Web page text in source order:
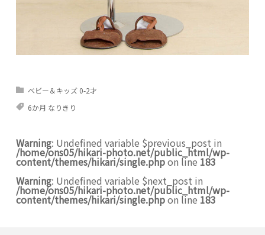
ベビー＆キッズ 0-2才
6か月 なりきり
Warning: Undefined variable $previous_post in
/home/ons05/hikari-photo.net/public_html/wp-
content/themes/hikari/single.phpon line 183
Warning: Undefined variable $next_post in
/home/ons05/hikari-photo.net/public_html/wp-
content/themes/hikari/single.phpon line 183